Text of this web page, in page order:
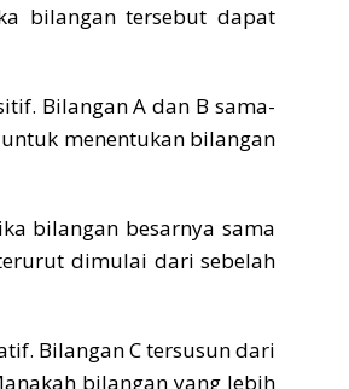
bilangan tersebut dapat
Bilangan A dan B sama-
menentukan bilangan
bilangan besarnya sama
dimulai dari sebelah
Bilangan C tersusun dari
bilangan yang lebih